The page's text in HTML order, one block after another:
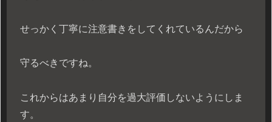
せっかく丁寧に注意書きをしてくれているんだから
守るべきですね。
これからはあまり自分を過大評価しないようにしま
す。